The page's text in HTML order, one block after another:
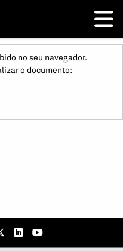
no seu navegador.
o documento: